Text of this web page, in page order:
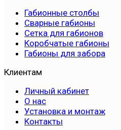
Габионные столбы
Сварные габионы
Сетка для габионов
Коробчатые габионы
Габионы для забора
Клиентам
Личный кабинет
О нас
Установка и монтаж
Контакты